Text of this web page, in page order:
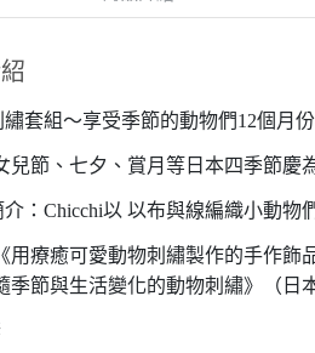
繡套組～享受季節的動物們12個月
兒節、七夕、賞月等日本四季節慶
介：Chicchi以 以布與線編織小動
用療癒可愛動物刺繡製作的手作飾
季節與生活變化的動物刺繡》（日